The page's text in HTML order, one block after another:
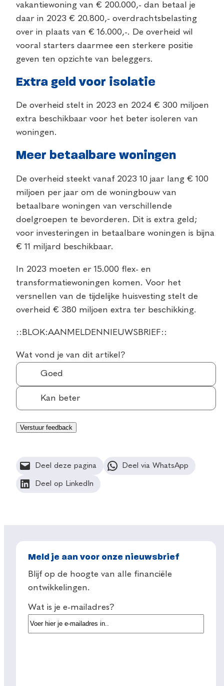
vakantiewoning van € 200.000,- dan betaal je
daar in 2023 € 20.800,- overdrachtsbelasting
over in plaats van € 16.000,-. De overheid wil
vooral starters daarmee een sterkere positie
geven ten opzichte van beleggers.
Extra geld voor isolatie
De overheid stelt in 2023 en 2024 € 300 miljoen
extra beschikbaar voor het beter isoleren van
woningen.
Meer betaalbare woningen
De overheid steekt vanaf 2023 10 jaar lang € 100
miljoen per jaar om de woningbouw van
betaalbare woningen van verschillende
doelgroepen te bevorderen. Dit is extra geld;
voor investeringen in betaalbare woningen is bijna
€ 11 miljard beschikbaar.
In 2023 moeten er 15.000 flex- en
transformatiewoningen komen. Voor het
versnellen van de tijdelijke huisvesting stelt de
overheid € 380 miljoen extra ter beschikking.
::BLOK:AANMELDENNIEUWSBRIEF::
Wat vond je van dit artikel?
Goed
Kan beter
Deel deze pagina Deel via WhatsApp
Deel op LinkedIn
Meld je aan voor onze nieuwsbrief
Blijf op de hoogte van alle financiële
ontwikkelingen.
Wat is je e-mailadres?